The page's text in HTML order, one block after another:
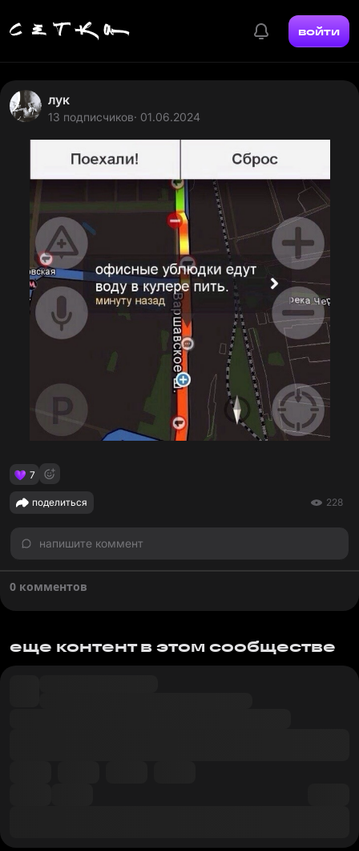
войти
лук
13 подписчиков· 01.06.2024
7
поделиться 228
напишите коммент
0 комментов
еще контент в этом сообществе